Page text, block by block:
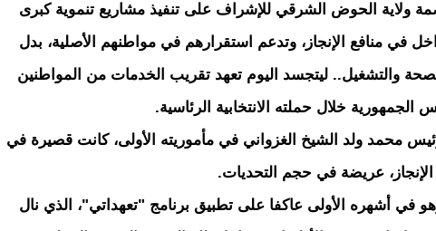
ولاية الحوض الشرقي للإشراف على تنفيذ مشاريع تنموية كبرى
في منافع الإنجاز، وتدعم استقرارهم في مواطنهم الأصلية، بدل
والتشغيل.. ليتجسد اليوم تعهد تقريب الخدمات من المواطنين
الجمهورية خلال حملته الانتخابية الرئاسية.
محمد ولد الشيخ الغزواني في مأموريته الأولى، كانت قصيرة في
عريضة في حجم التحديات.
في أشهره الأولى عاكفا على تطبيق برنامج "تعهداتي"، الذي نال